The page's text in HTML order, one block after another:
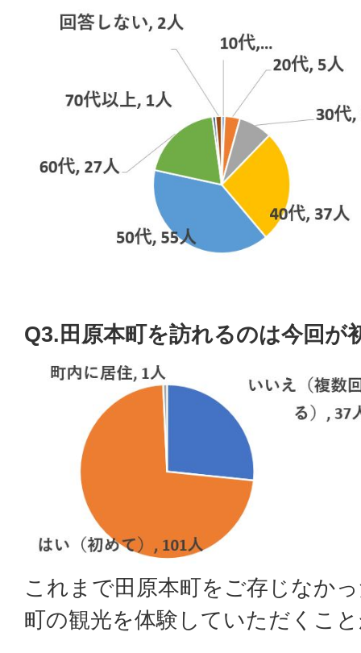
Q3.田原本町を訪れるのは今回が
これまで田原本町をご存じなか
町の観光を体験していただくこ